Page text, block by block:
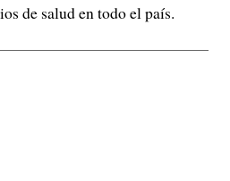
de salud en todo el país.